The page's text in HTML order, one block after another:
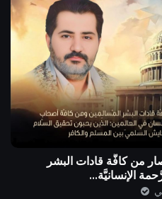
من كافَّة قادات البشر
الإنسانيَّة...